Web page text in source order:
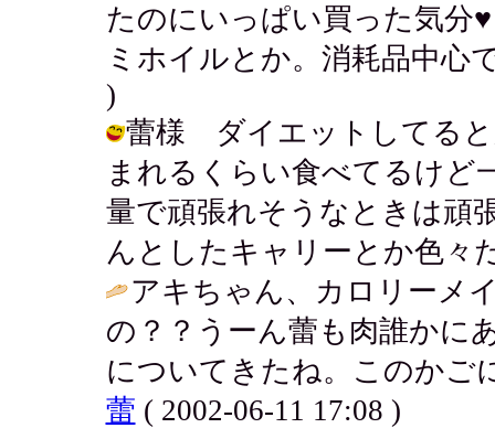
たのにいっぱい買った気分
ミホイルとか。消耗品中心
)
蕾様 ダイエットしてると
まれるくらい食べてるけど
量で頑張れそうなときは頑
んとしたキャリーとか色々
アキちゃん、カロリーメ
の？？うーん蕾も肉誰かに
についてきたね。このかご
蕾 ( 2002-06-11 17:08 )